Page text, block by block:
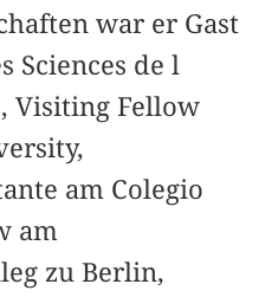
war er Gast
Sciences de l
Visiting Fellow
am Colegio
am
zu Berlin,